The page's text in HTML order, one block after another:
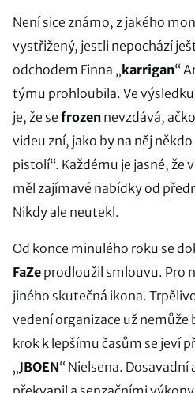
Není sice známo, z jakého
vystřižený, jestli nepochází
odchodem Finna „ karrigan“
týmu prohloubila. Ve
je, že se frozen nevzdává,
videu zní, jako by na něj
pistolí“. Každému je jasné, že
měl zajímavé nabídky od
Nikdy ale neutekl.
Od konce minulého roku se
FaZe prodloužil smlouvu. Pro
jiného skutečná ikona.
vedení organizace už nemůže
krok k lepšímu časům se jeví
„JBOEN“ Nielsena. Dosavadní